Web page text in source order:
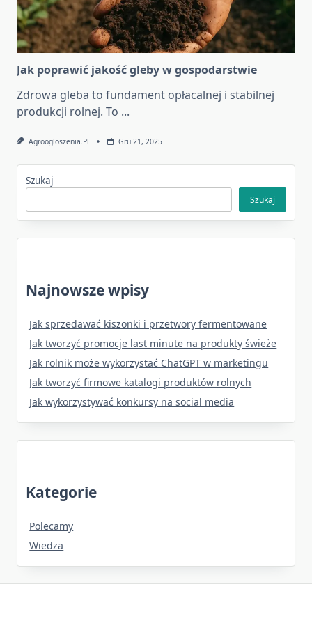
Jak poprawić jakość gleby w gospodarstwie
Zdrowa gleba to fundament opłacalnej i stabilnej
produkcji rolnej. To ...
Agroogloszenia.pl Gru 21, 2025
Szukaj
Szukaj
Najnowsze wpisy
Jak sprzedawać kiszonki i przetwory fermentowane
Jak tworzyć promocje last minute na produkty świeże
Jak rolnik może wykorzystać ChatGPT w marketingu
Jak tworzyć firmowe katalogi produktów rolnych
Jak wykorzystywać konkursy na social media
Kategorie
Polecamy
Wiedza